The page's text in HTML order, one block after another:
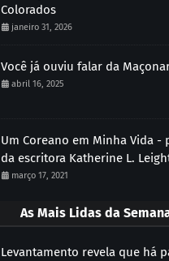
Colorados
janeiro 31, 2026
Você já ouviu falar da
abril 16, 2025
Um Coreano em Minha Vida -
da escritora Katherine L.
março 17, 2021
As Mais Lidas da
Levantamento revela que há